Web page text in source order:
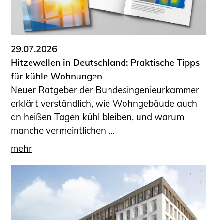
29.07.2026
Hitzewellen in Deutschland: Praktische Tipps
für kühle Wohnungen
Neuer Ratgeber der Bundesingenieurkammer
erklärt verständlich, wie Wohngebäude auch
an heißen Tagen kühl bleiben, und warum
manche vermeintlichen ...
mehr